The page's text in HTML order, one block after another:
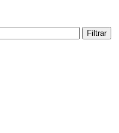
Filtrar